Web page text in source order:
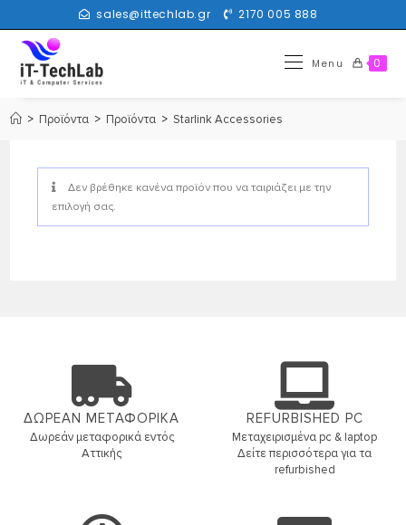
sales@ittechlab.gr 2170 005 888
0
Menu
> Προϊόντα > Προϊόντα > Starlink Accessories
Δεν βρέθηκε κανένα προϊόν που να ταιριάζει με την
επιλογή σας.
ΔΩΡΕΑΝ ΜΕΤΑΦΟΡΙΚΑ
Δωρεάν μεταφορικά εντός
Αττικής
REFURBISHED PC
Μεταχειρισμένα pc & laptop
Δείτε περισσότερα για τα
refurbished